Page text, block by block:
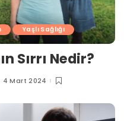
Yaşlı Sağlığı
Sırrı Nedir?
4 Mart 2024